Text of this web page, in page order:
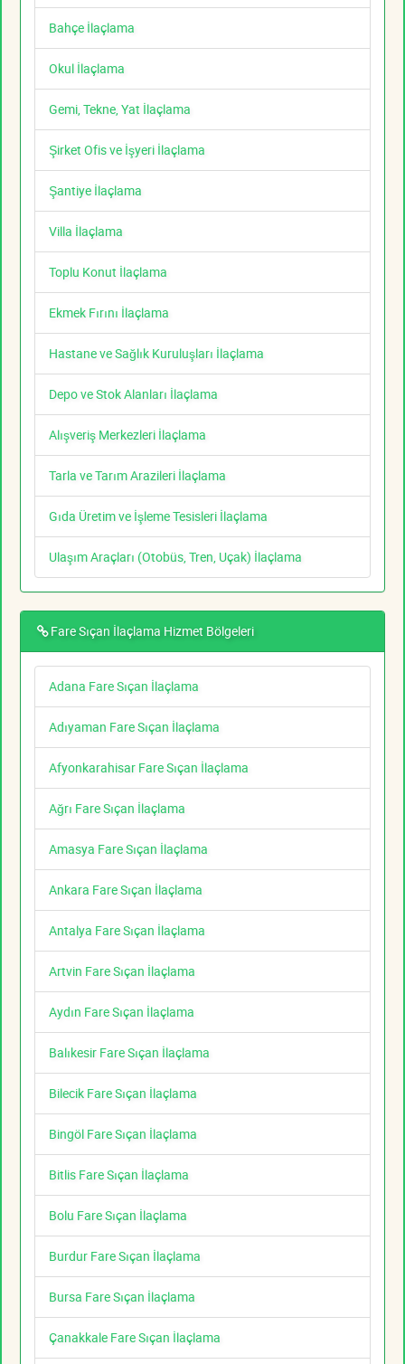
Bahçe İlaçlama
Okul İlaçlama
Gemi, Tekne, Yat İlaçlama
Şirket Ofis ve İşyeri İlaçlama
Şantiye İlaçlama
Villa İlaçlama
Toplu Konut İlaçlama
Ekmek Fırını İlaçlama
Hastane ve Sağlık Kuruluşları İlaçlama
Depo ve Stok Alanları İlaçlama
Alışveriş Merkezleri İlaçlama
Tarla ve Tarım Arazileri İlaçlama
Gıda Üretim ve İşleme Tesisleri İlaçlama
Ulaşım Araçları (Otobüs, Tren, Uçak) İlaçlama
Fare Sıçan İlaçlama Hizmet Bölgeleri
Adana Fare Sıçan İlaçlama
Adıyaman Fare Sıçan İlaçlama
Afyonkarahisar Fare Sıçan İlaçlama
Ağrı Fare Sıçan İlaçlama
Amasya Fare Sıçan İlaçlama
Ankara Fare Sıçan İlaçlama
Antalya Fare Sıçan İlaçlama
Artvin Fare Sıçan İlaçlama
Aydın Fare Sıçan İlaçlama
Balıkesir Fare Sıçan İlaçlama
Bilecik Fare Sıçan İlaçlama
Bingöl Fare Sıçan İlaçlama
Bitlis Fare Sıçan İlaçlama
Bolu Fare Sıçan İlaçlama
Burdur Fare Sıçan İlaçlama
Bursa Fare Sıçan İlaçlama
Çanakkale Fare Sıçan İlaçlama